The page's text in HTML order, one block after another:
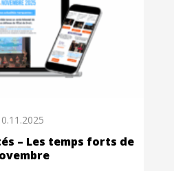
– Les temps forts de